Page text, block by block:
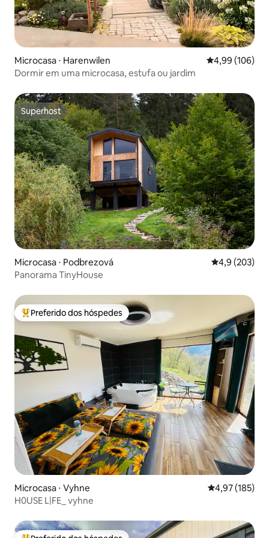
Microcasa ⋅ Harenwilen 4,99 de uma
4,99 (106)
Dormir em uma microcasa, estufa ou jardim
Superhost
Superhost
Microcasa ⋅ Podbrezová 4,9 de uma
4,9 (203)
Panorama TinyHouse
Entre os melhores preferidos dos hóspedes
Preferido dos hóspedes
Microcasa ⋅ Vyhne 4,97 de uma
4,97 (185)
H0USE L|FE_ vyhne